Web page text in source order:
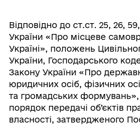
Відповідно до ст.ст. 25, 26,
України «Про місцеве
Україні», положень
України, Господарського
Закону України «Про
юридичних осіб, фізичних
та громадських
порядок передачі об’єктів
власності, затвердженого